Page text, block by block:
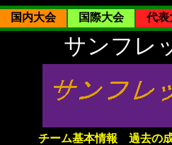
国内大会 国際大会 代表
サンフレ
チーム基本情報 過去の